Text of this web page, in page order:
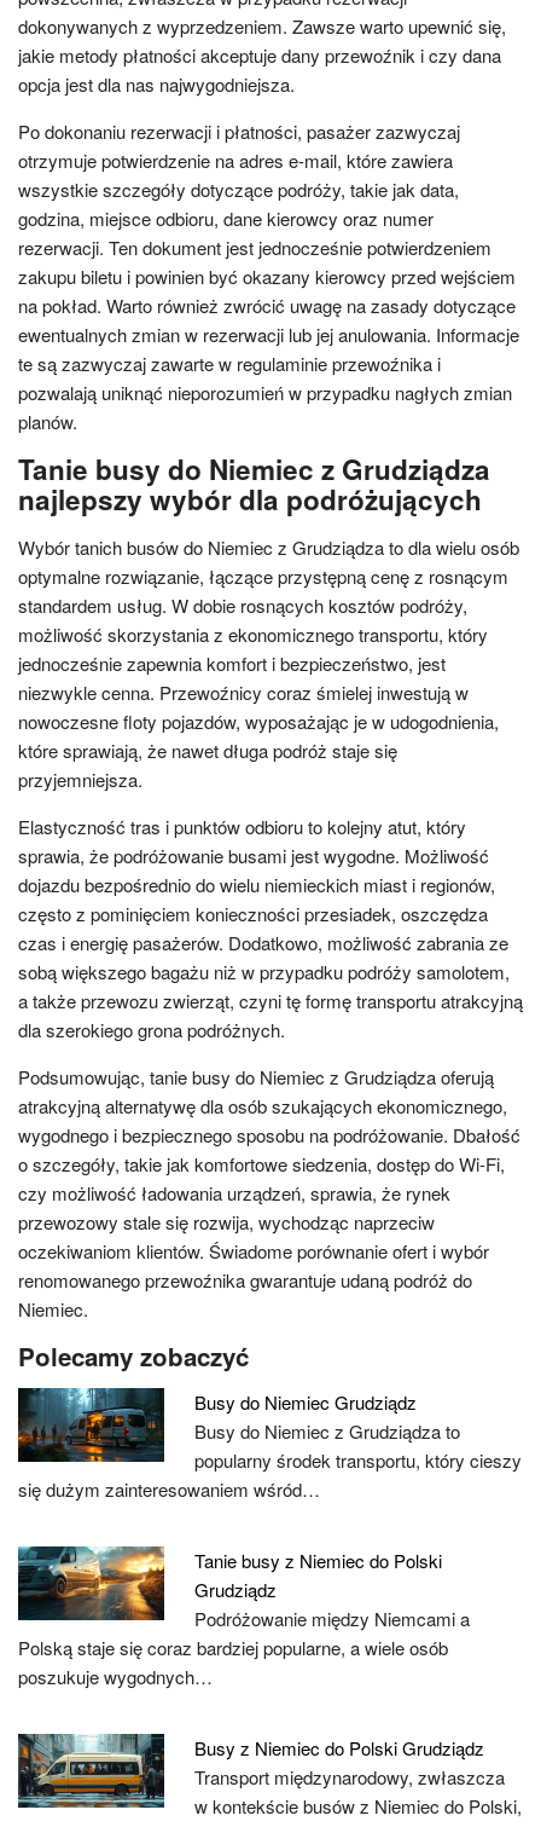
dokonywanych z wyprzedzeniem. Zawsze warto upewnić się,
jakie metody płatności akceptuje dany przewoźnik i czy dana
opcja jest dla nas najwygodniejsza.
Po dokonaniu rezerwacji i płatności, pasażer zazwyczaj
otrzymuje potwierdzenie na adres e-mail, które zawiera
wszystkie szczegóły dotyczące podróży, takie jak data,
godzina, miejsce odbioru, dane kierowcy oraz numer
rezerwacji. Ten dokument jest jednocześnie potwierdzeniem
zakupu biletu i powinien być okazany kierowcy przed wejściem
na pokład. Warto również zwrócić uwagę na zasady dotyczące
ewentualnych zmian w rezerwacji lub jej anulowania. Informacje
te są zazwyczaj zawarte w regulaminie przewoźnika i
pozwalają uniknąć nieporozumień w przypadku nagłych zmian
planów.
Tanie busy do Niemiec z Grudziądza
najlepszy wybór dla podróżujących
Wybór tanich busów do Niemiec z Grudziądza to dla wielu osób
optymalne rozwiązanie, łączące przystępną cenę z rosnącym
standardem usług. W dobie rosnących kosztów podróży,
możliwość skorzystania z ekonomicznego transportu, który
jednocześnie zapewnia komfort i bezpieczeństwo, jest
niezwykle cenna. Przewoźnicy coraz śmielej inwestują w
nowoczesne floty pojazdów, wyposażając je w udogodnienia,
które sprawiają, że nawet długa podróż staje się
przyjemniejsza.
Elastyczność tras i punktów odbioru to kolejny atut, który
sprawia, że podróżowanie busami jest wygodne. Możliwość
dojazdu bezpośrednio do wielu niemieckich miast i regionów,
często z pominięciem konieczności przesiadek, oszczędza
czas i energię pasażerów. Dodatkowo, możliwość zabrania ze
sobą większego bagażu niż w przypadku podróży samolotem,
a także przewozu zwierząt, czyni tę formę transportu atrakcyjną
dla szerokiego grona podróżnych.
Podsumowując, tanie busy do Niemiec z Grudziądza oferują
atrakcyjną alternatywę dla osób szukających ekonomicznego,
wygodnego i bezpiecznego sposobu na podróżowanie. Dbałość
o szczegóły, takie jak komfortowe siedzenia, dostęp do Wi-Fi,
czy możliwość ładowania urządzeń, sprawia, że rynek
przewozowy stale się rozwija, wychodząc naprzeciw
oczekiwaniom klientów. Świadome porównanie ofert i wybór
renomowanego przewoźnika gwarantuje udaną podróż do
Niemiec.
Polecamy zobaczyć
Busy do Niemiec Grudziądz
Busy do Niemiec z Grudziądza to
popularny środek transportu, który cieszy
się dużym zainteresowaniem wśród…
Tanie busy z Niemiec do Polski
Grudziądz
Podróżowanie między Niemcami a
Polską staje się coraz bardziej popularne, a wiele osób
poszukuje wygodnych…
Busy z Niemiec do Polski Grudziądz
Transport międzynarodowy, zwłaszcza
w kontekście busów z Niemiec do Polski,